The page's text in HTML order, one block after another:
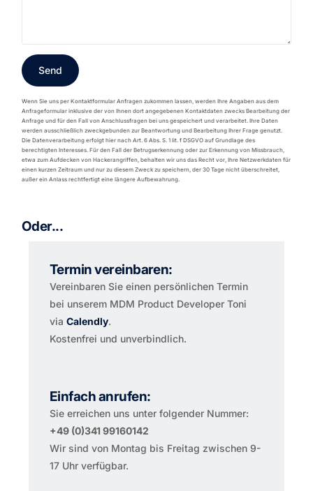
Wenn Sie uns per Kontaktformular Anfragen zukommen lassen, werden Ihre Angaben aus dem
Anfrageformular inklusive der von Ihnen dort angegebenen Kontaktdaten zwecks Bearbeitung der
Anfrage und für den Fall von Anschlussfragen bei uns gespeichert und verarbeitet. Ihre Daten
werden ausschließlich zweckgebunden zur Beantwortung und Bearbeitung Ihrer Frage genutzt.
Die Datenverarbeitung erfolgt hier nach Art. 6 Abs. S. 1 lit. f DSGVO auf Grundlage des
berechtigten Interesses. Für den Fall der Betrugserkennung oder zur Erkennung von Missbrauch,
etwa zum Aufdecken von Hackerangriffen, behalten wir uns das Recht vor, Ihre Netzwerkdaten für
einen kurzen Zeitraum und nur zu diesem Zweck zu speichern, der 30 Tage nicht überschreitet,
außer ein Anlass rechtfertigt eine längere Aufbewahrung.
Oder...
Termin vereinbaren:
Vereinbaren Sie einen persönlichen Termin
bei unserem MDM Product Developer Toni
via Calendly.
Kostenfrei und unverbindlich.
Einfach anrufen:
Sie erreichen uns unter folgender Nummer:
+49 (0)341 99160142
Wir sind von Montag bis Freitag zwischen 9-
17 Uhr verfügbar.